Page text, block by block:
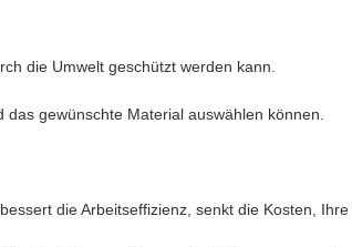
die Umwelt geschützt werden kann.
gewünschte Material auswählen können.
die Arbeitseffizienz, senkt die Kosten, Ihre